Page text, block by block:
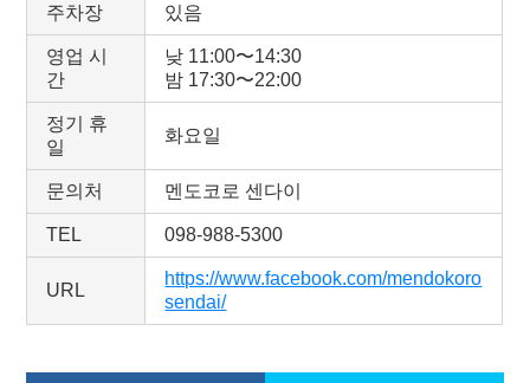
주차장 있음
영업 시
간
낮 11:00〜14:30
밤 17:30〜22:00
정기 휴
일
화요일
문의처 멘도코로 센다이
TEL 098-988-5300
URL
https://www.facebook.com/mendokoro
sendai/